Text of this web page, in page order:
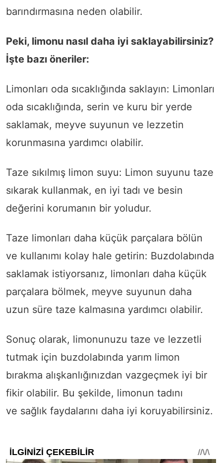
barındırmasına neden olabilir.
Peki, limonu nasıl daha iyi saklayabilirsiniz?
İşte bazı öneriler:
Limonları oda sıcaklığında saklayın: Limonları
oda sıcaklığında, serin ve kuru bir yerde
saklamak, meyve suyunun ve lezzetin
korunmasına yardımcı olabilir.
Taze sıkılmış limon suyu: Limon suyunu taze
sıkarak kullanmak, en iyi tadı ve besin
değerini korumanın bir yoludur.
Taze limonları daha küçük parçalara bölün
ve kullanımı kolay hale getirin: Buzdolabında
saklamak istiyorsanız, limonları daha küçük
parçalara bölmek, meyve suyunun daha
uzun süre taze kalmasına yardımcı olabilir.
Sonuç olarak, limonunuzu taze ve lezzetli
tutmak için buzdolabında yarım limon
bırakma alışkanlığınızdan vazgeçmek iyi bir
fikir olabilir. Bu şekilde, limonun tadını
ve sağlık faydalarını daha iyi koruyabilirsiniz.